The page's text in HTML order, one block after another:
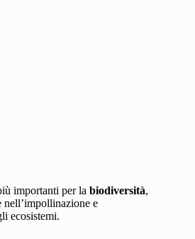
importanti per la biodiversità,
e
ecosistemi.